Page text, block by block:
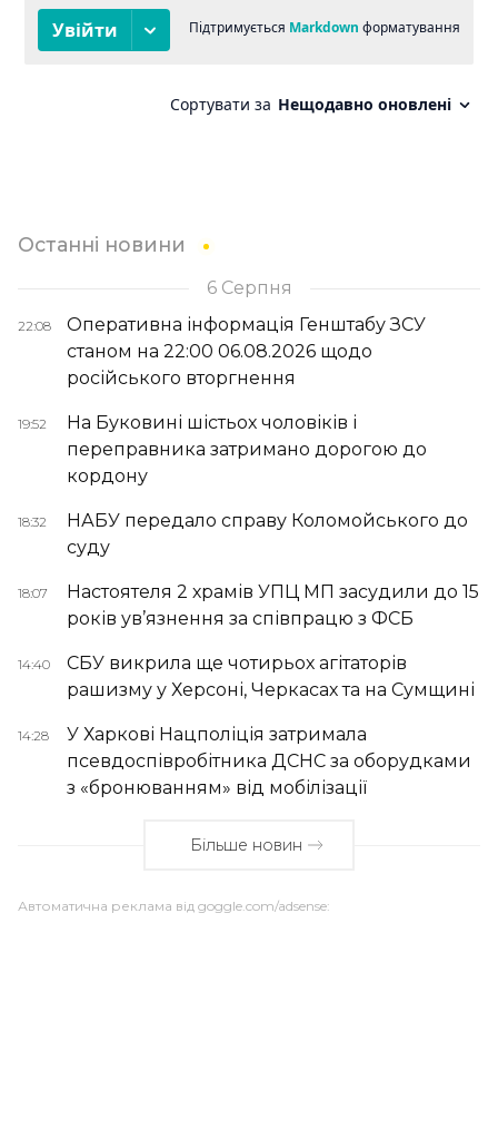
Останні новини
6 Серпня
22:08
Оперативна інформація Генштабу ЗСУ
станом на 22:00 06.08.2026 щодо
російського вторгнення
19:52
На Буковині шістьох чоловіків і
переправника затримано дорогою до
кордону
18:32
НАБУ передало справу Коломойського до
суду
18:07
Настоятеля 2 храмів УПЦ МП засудили до 15
років ув’язнення за співпрацю з ФСБ
14:40
СБУ викрила ще чотирьох агітаторів
рашизму у Херсоні, Черкасах та на Сумщині
14:28
У Харкові Нацполіція затримала
псевдоспівробітника ДСНС за оборудками
з «бронюванням» від мобілізації
Більше новин
Автоматична реклама від goggle.com/adsense: